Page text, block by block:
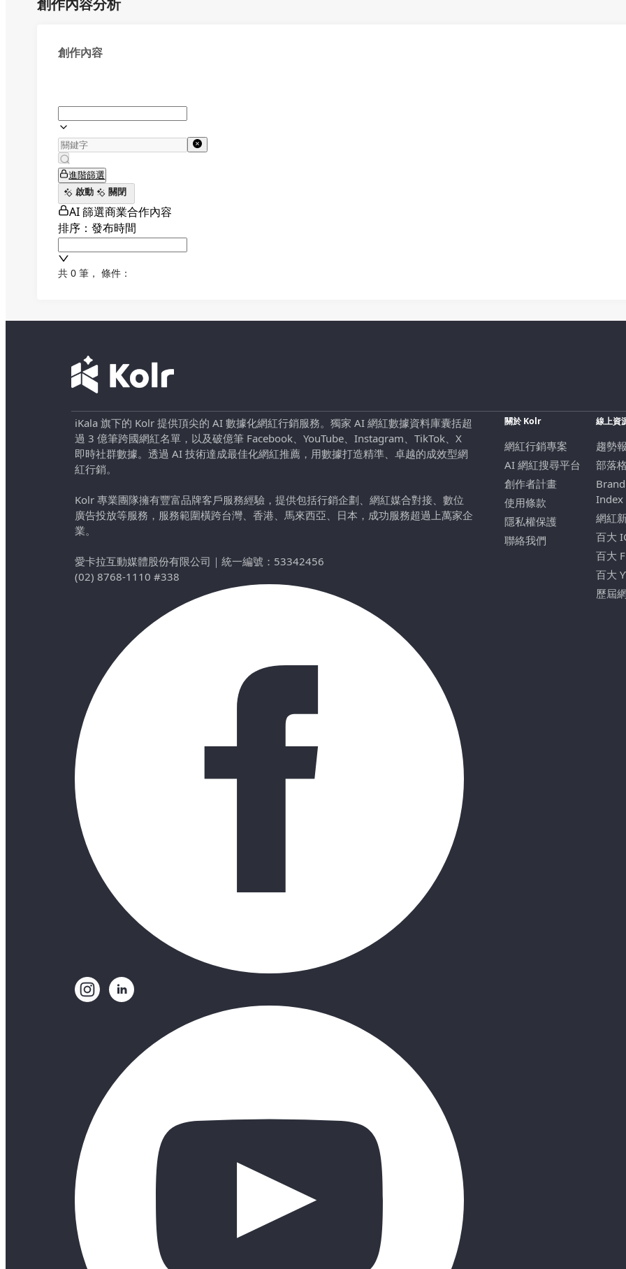
創作內容分析
創作內容
進階篩選
啟動
關閉
AI 篩選商業合作內容
排序：發布時間
共 0 筆 ， 條件：
iKala 旗下的 Kolr 提供頂尖的 AI 數據化網紅行銷服務。獨家 AI 網紅數據資料庫囊括超
過 3 億筆跨國網紅名單，以及破億筆 Facebook、YouTube、Instagram、TikTok、X
即時社群數據。透過 AI 技術達成最佳化網紅推薦，用數據打造精準、卓越的成效型網
紅行銷。
Kolr 專業團隊擁有豐富品牌客戶服務經驗，提供包括行銷企劃、網紅媒合對接、數位
廣告投放等服務，服務範圍橫跨台灣、香港、馬來西亞、日本，成功服務超過上萬家企
業。
愛卡拉互動媒體股份有限公司 ｜ 統一編號：53342456
(02) 8768-1110 #338
關於 Kolr
網紅行銷專案
AI 網紅搜尋平台
創作者計畫
使用條款
隱私權保護
聯絡我們
線上資
趨勢
部落格
Index
網紅
百大
百大
百大
歷屆